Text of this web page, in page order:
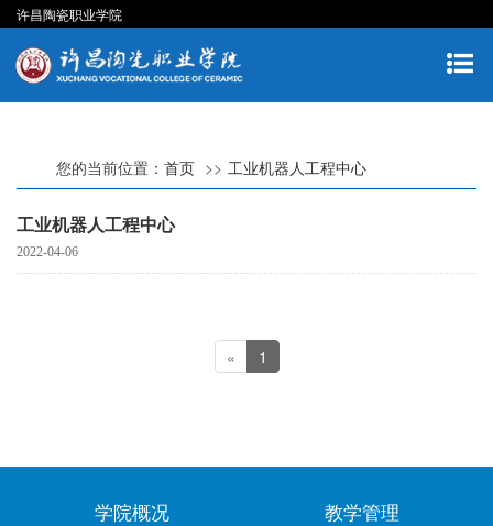
许昌陶瓷职业学院
您的当前位置： 首页 工业机器人工程中心
工业机器人工程中心
2022-04-06
« 1
学院概况
教学管理